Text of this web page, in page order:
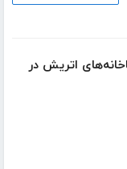
اتریش در